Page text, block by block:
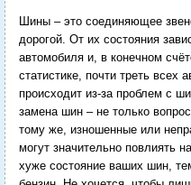
Шины – это соединяющее
дорогой. От их состояния
автомобиля и, в конечном
статистике, почти треть всех
происходит из-за проблем с
замена шин – не только
тому же, изношенные или
могут значительно повлиять
хуже состояние ваших шин,